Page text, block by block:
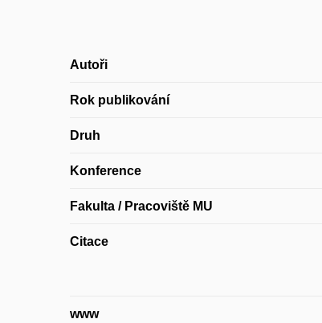
Autoři
Rok publikování
Druh
Konference
Fakulta / Pracoviště MU
Citace
www